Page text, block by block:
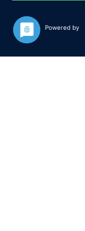
Powered by